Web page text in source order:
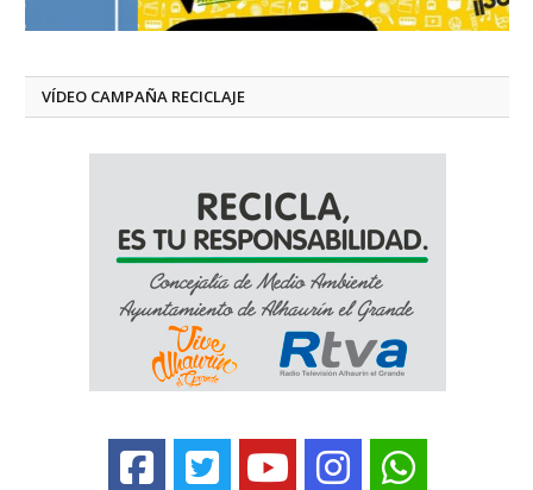
VÍDEO CAMPAÑA RECICLAJE